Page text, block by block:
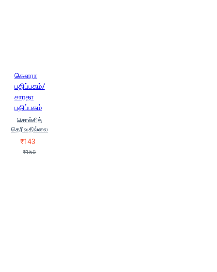
கௌரா
பதிப்பகம்/
சாரதா
பதிப்பகம்
சொல்லித்
தெரிவதில்லை
₹143
₹150